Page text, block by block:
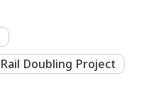
Rail Doubling Project